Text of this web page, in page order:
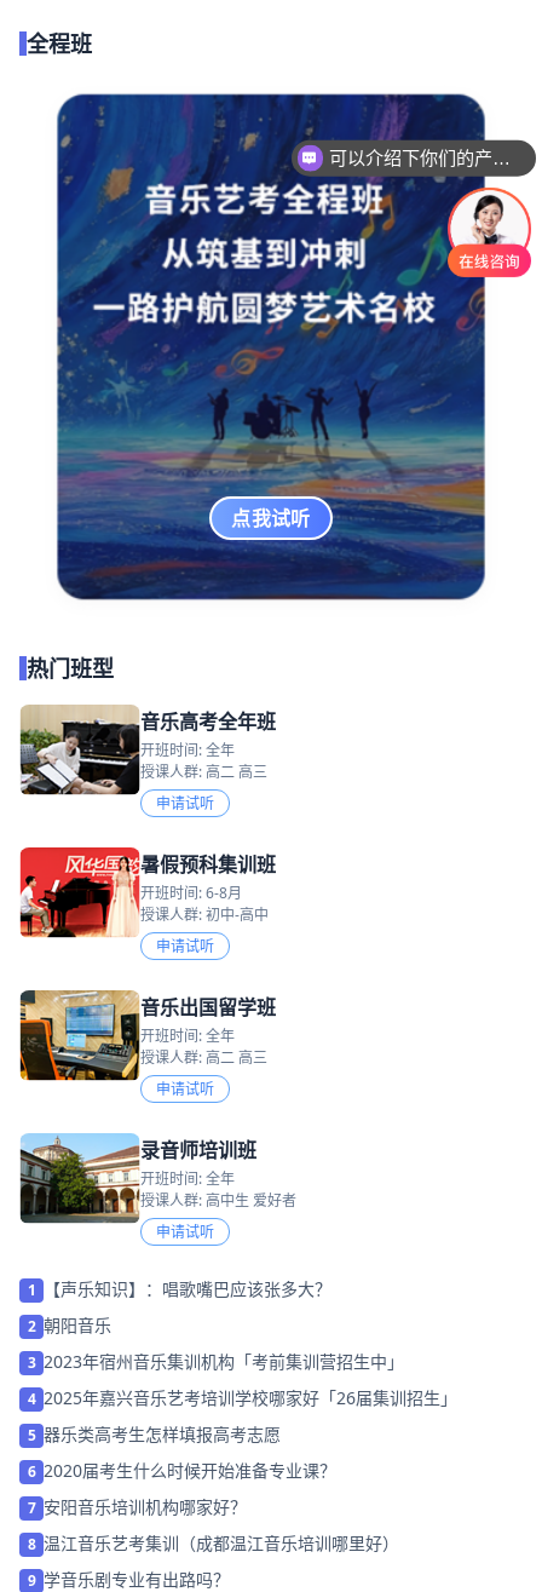
全程班
点我试听
热门班型
音乐高考全年班
开班时间: 全年
授课人群: 高二 高三
申请试听
暑假预科集训班
开班时间: 6-8月
授课人群: 初中-高中
申请试听
音乐出国留学班
开班时间: 全年
授课人群: 高二 高三
申请试听
录音师培训班
开班时间: 全年
授课人群: 高中生 爱好者
申请试听
1 【声乐知识】：唱歌嘴巴应该张多大？
2 朝阳音乐
3 2023年宿州音乐集训机构「考前集训营招生中」
4 2025年嘉兴音乐艺考培训学校哪家好「26届集训招生」
5 器乐类高考生怎样填报高考志愿
6 2020届考生什么时候开始准备专业课？
7 安阳音乐培训机构哪家好？
8 温江音乐艺考集训（成都温江音乐培训哪里好）
9 学音乐剧专业有出路吗？
可以介绍下你们的产品么